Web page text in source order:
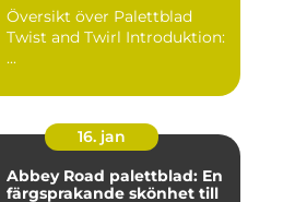
Översikt över Palettblad
Twist and Twirl Introduktion:
...
16. jan
Abbey Road palettblad: En
färgsprakande skönhet till